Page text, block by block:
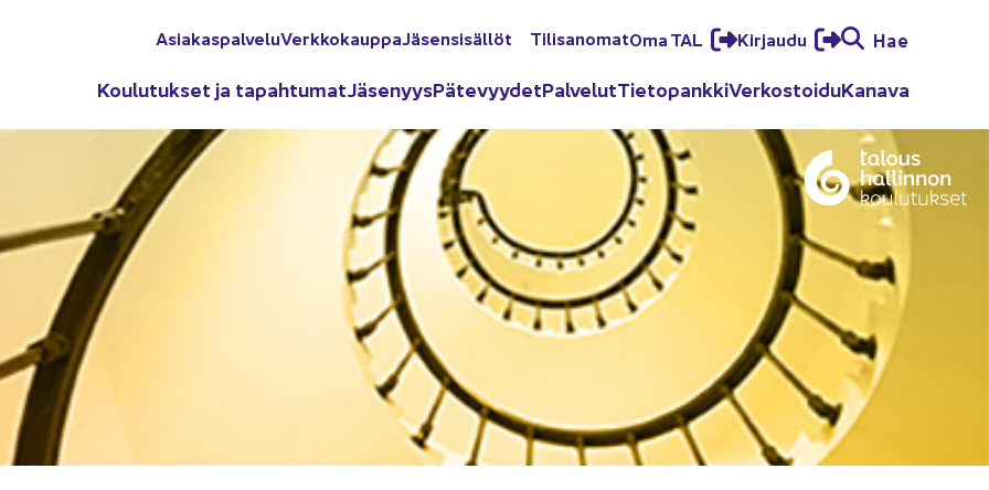
Asia­kas­pal­ve­luVerk­ko­kaup­paJä­sen­si­säl­löt Ti­li­sa­no­matOma TAL Kir­jau­du Hae
Kou­lu­tuk­set ja ta­pah­tu­matJä­se­nyysPä­te­vyy­detPal­ve­lutTie­to­pank­kiVer­kos­toi­duKa­na­va